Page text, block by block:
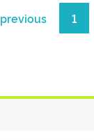
previous 1